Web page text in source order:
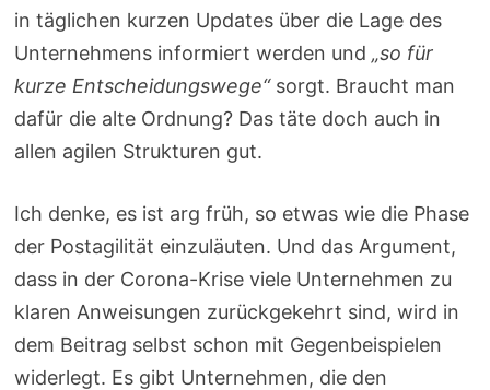
in täglichen kurzen Updates über die Lage des
Unternehmens informiert werden und„so für
kurze Entscheidungswege“sorgt. Braucht man
dafür die alte Ordnung? Das täte doch auch in
allen agilen Strukturen gut.
Ich denke, es ist arg früh, so etwas wie die Phase
der Postagilität einzuläuten. Und das Argument,
dass in der Corona-Krise viele Unternehmen zu
klaren Anweisungen zurückgekehrt sind, wird in
dem Beitrag selbst schon mit Gegenbeispielen
widerlegt. Es gibt Unternehmen, die den